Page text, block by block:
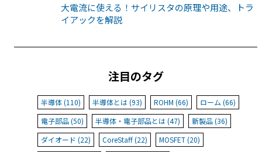
大電流に使える！サイリスタの原理や用途、トラ
イアックを解説
注目のタグ
半導体 (110) 半導体とは (93) ROHM (66)
ローム (66)
電子部品 (50)
半導体・電子部品とは (47)
新製品 (36)
ダイオード (22)
CoreStaff (22)
MOSFET (20)